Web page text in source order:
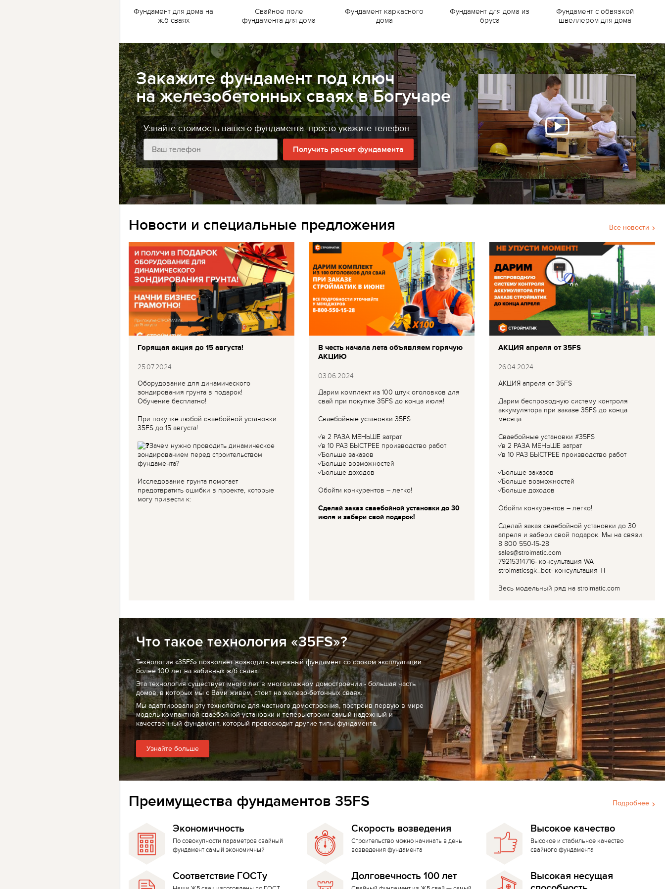
Фундамент для дома на
ж.б сваях
Свайное поле
фундамента для дома
Фундамент каркасного
дома
Фундамент для дома из
бруса
Фундамент с обвязкой
швеллером для дома
Закажите фундамент под ключ
на железобетонных сваях в Богучаре
Узнайте стоимость вашего фундамента: просто укажите телефон
Получить расчет фундамента
Все новости
Новости и специальные предложения
Горящая акция до 15 августа!
25.07.2024
Оборудование для динамического
зондирования грунта в подарок!
Обучение бесплатно!
При покупке любой сваебойной установки
35FS до 15 августа!
Зачем нужно проводить динамическое
зондированием перед строительством
фундамента?
Исследование грунта помогает
предотвратить ошибки в проекте, которые
могу привести к:
В честь начала лета объявляем горячую
АКЦИЮ
03.06.2024
Дарим комплект из 100 штук оголовков для
свай при покупке 35FS до конца июля!
Сваебойные установки 35FS
✓в 2 РАЗА МЕНЬШЕ затрат
✓в 10 РАЗ БЫСТРЕЕ производство работ
✓Больше заказов
✓Больше возможностей
✓Больше доходов
Обойти конкурентов – легко!
Сделай заказ сваебойной установки до 30
июля и забери свой подарок!
АКЦИЯ апреля от 35FS
26.04.2024
АКЦИЯ апреля от 35FS
Дарим беспроводную систему контроля
аккумулятора при заказе 35FS до конца
месяца
Сваебойные установки #35FS
✓в 2 РАЗА МЕНЬШЕ затрат
✓в 10 РАЗ БЫСТРЕЕ производство работ
✓Больше заказов
✓Больше возможностей
✓Больше доходов
Обойти конкурентов – легко!
Сделай заказ сваебойной установки до 30
апреля и забери свой подарок. Мы на связи:
8 800 550-15-28
sales@stroimatic.com
79215314716- консультация WA
stroimaticsgk_bot- консультация ТГ
Весь модельный ряд на stroimatic.com
Что такое технология «35FS»?
Технология «35FS» позволяет возводить надежный фундамент со сроком эксплуатации
более 100 лет на забивных ж/б сваях.
Эта технология существует много лет в многоэтажном домостроении - большая часть
домов, в которых мы с Вами живем, стоит на железо-бетонных сваях.
Мы адаптировали эту технологию для частного домостроения, построив первую в мире
модель компактной сваебойной установки и теперь строим самый надежный и
качественный фундамент, который превосходит другие типы фундамента.
Узнайте больше
Подробнее
Преимущества фундаментов 35FS
Экономичность
По совокупности параметров свайный
фундамент самый экономичный
Скорость возведения
Строительство можно начинать в день
возведения фундамента
Высокое качество
Высокое и стабильное качество
свайного фундамента
Соответствие ГОСТу Долговечность 100 лет
Высокая несущая